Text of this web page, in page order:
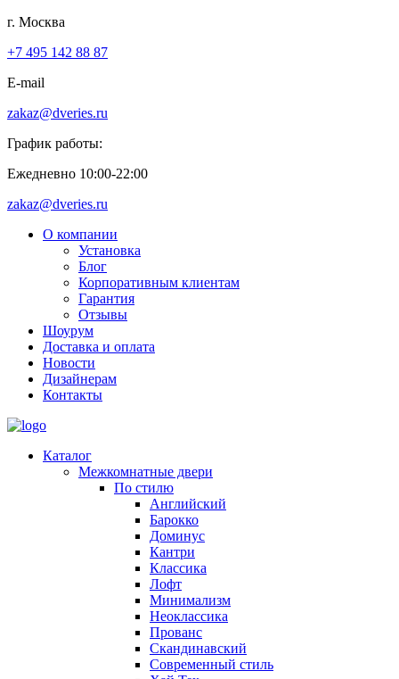
г. Москва
+7 495 142 88 87
E-mail
zakaz@dveries.ru
График работы:
Ежедневно 10:00-22:00
zakaz@dveries.ru
О компании
Установка
Блог
Корпоративным клиентам
Гарантия
Отзывы
Шоурум
Доставка и оплата
Новости
Дизайнерам
Контакты
Каталог
Межкомнатные двери
По стилю
Английский
Барокко
Доминус
Кантри
Классика
Лофт
Минимализм
Неоклассика
Прованс
Скандинавский
Современный стиль